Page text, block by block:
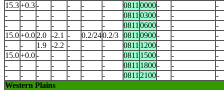
15.3+0.3- - - - - 0811 0000- -
-
-
- - - - - - 0811 0300- -
-
-
- - - - - - 0811 0600- -
-
15.0+0.0 2.0 -2.1 - 0.2/240.2/3 0811 0900- -
-
-
- 1.9 -2.2 - - - 0811 1200- -
-
15.0+0.0- - - - - 0811 1500- -
-
-
- - - - - - 0811 1800- -
-
-
- - - - - - 0811 2100- -
-
Western Plains